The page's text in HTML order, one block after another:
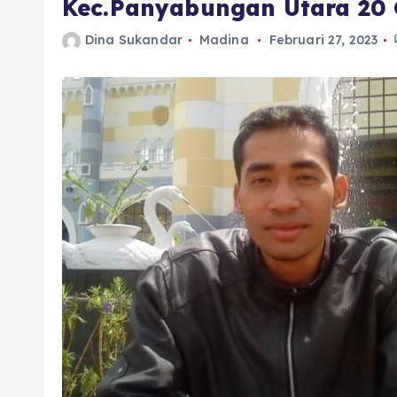
Kec.Panyabungan Utara
Dina Sukandar Madina Februari 27, 2023